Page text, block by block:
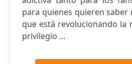
para quienes quieren saber
que está revolucionando la
privilegio ...